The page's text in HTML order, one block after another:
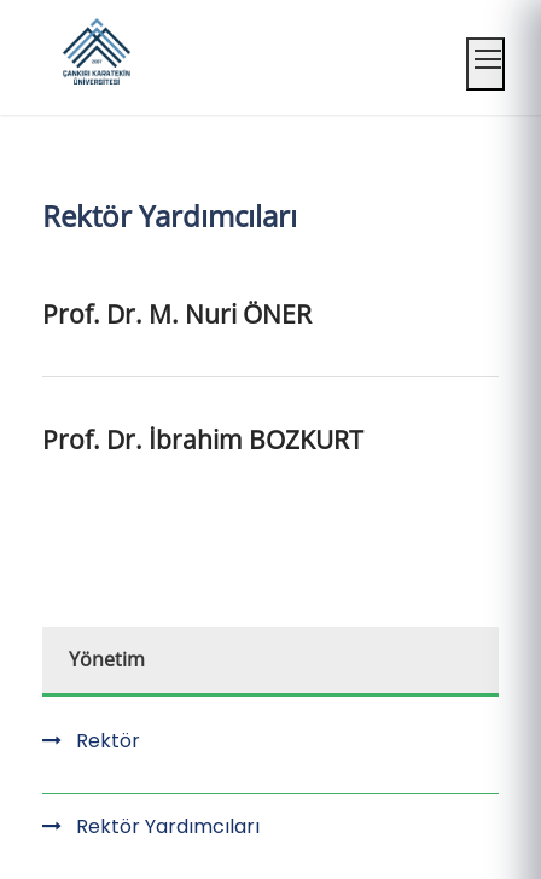
Mobil
Rektör Yardımcıları
Prof. Dr. M. Nuri ÖNER
Prof. Dr. İbrahim BOZKURT
Yönetim
Rektör
Rektör Yardımcıları